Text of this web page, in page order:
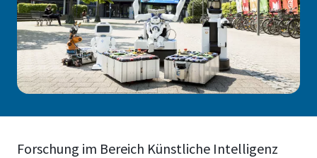
Forschung im Bereich Künstliche Intelligenz